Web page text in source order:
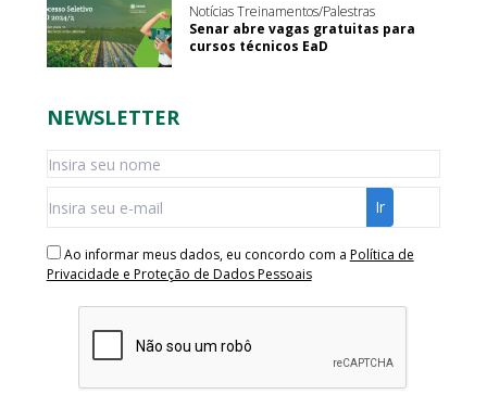
Notícias Treinamentos/Palestras
Senar abre vagas gratuitas para
cursos técnicos EaD
NEWSLETTER
Ao informar meus dados, eu concordo com a Política de
Privacidade e Proteção de Dados Pessoais